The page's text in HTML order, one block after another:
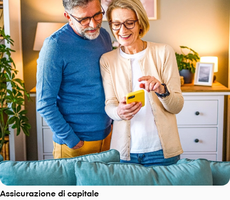
Assicurazione di capitale